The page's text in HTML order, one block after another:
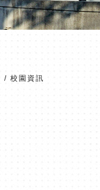
/ 校園資訊